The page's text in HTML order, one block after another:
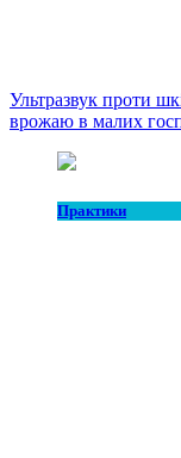
Ультразвук проти
врожаю в малих
Практики